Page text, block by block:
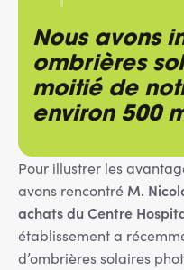
Nous avons
ombrières
moitié de
environ 500
Pour illustrer les
avons rencontré M.
achats du Centre
établissement a
d’ombrières solaires